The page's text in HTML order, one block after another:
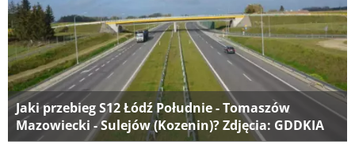
Jaki przebieg S12 Łódź Południe - Tomaszów
Mazowiecki - Sulejów (Kozenin)? Zdjęcia: GDDKIA